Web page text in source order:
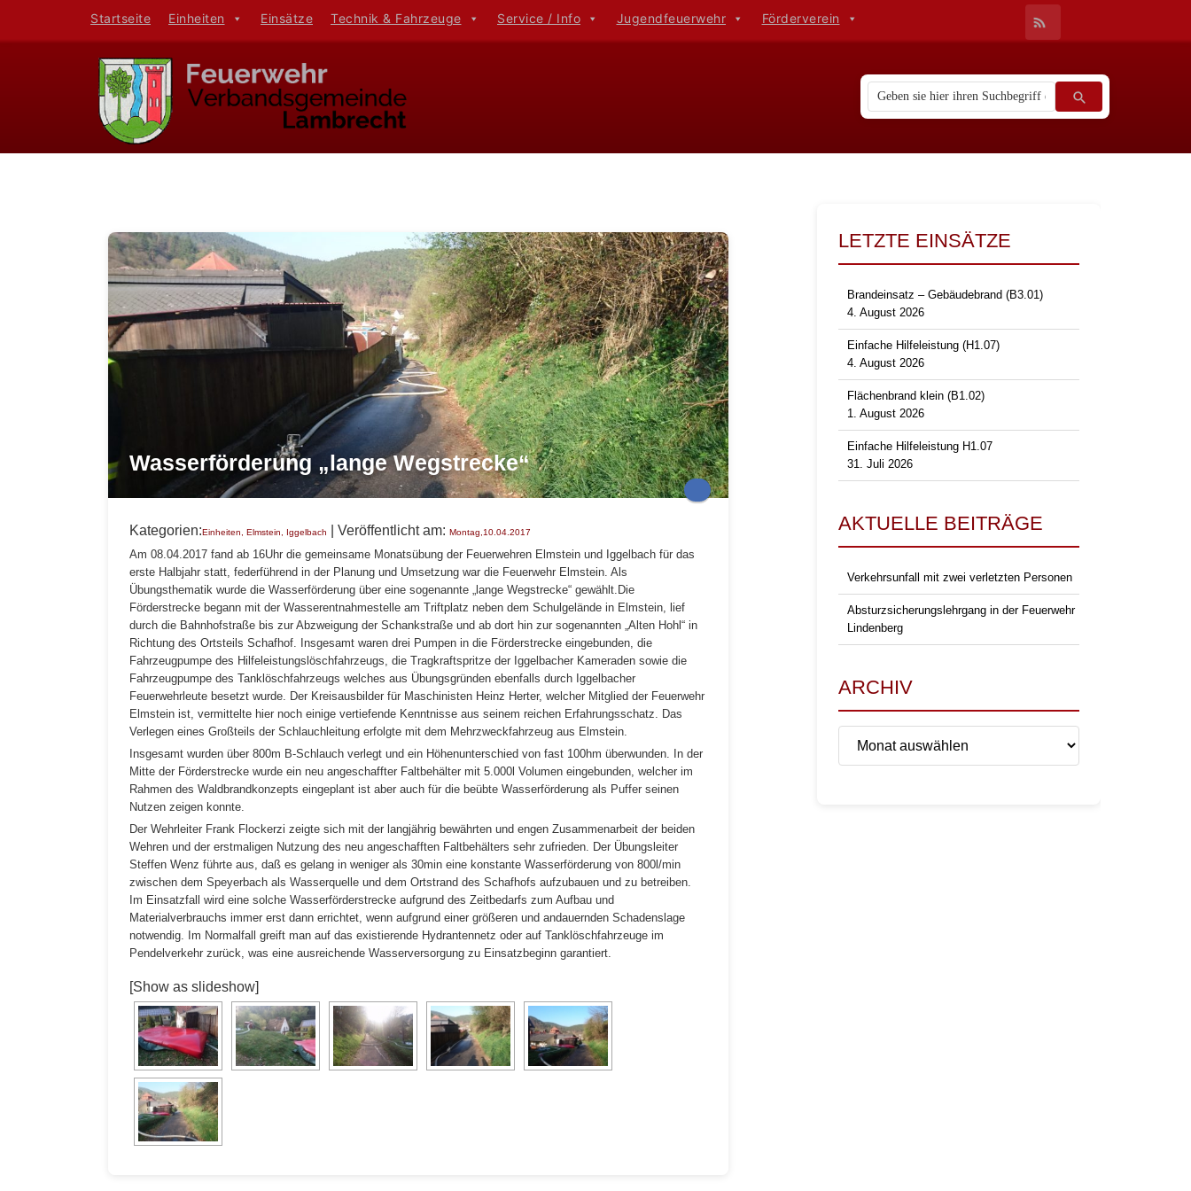
Startseite Einheiten Einsätze Technik & Fahrzeuge Service / Info Jugendfeuerwehr Förderverein
Wasserförderung „lange Wegstrecke“
Kategorien:Einheiten Elmstein Iggelbach | Veröffentlicht am: Montag,10.04.2017
Am 08.04.2017 fand ab 16Uhr die gemeinsame Monatsübung der Feuerwehren Elmstein und Iggelbach für das
erste Halbjahr statt, federführend in der Planung und Umsetzung war die Feuerwehr Elmstein. Als
Übungsthematik wurde die Wasserförderung über eine sogenannte „lange Wegstrecke“ gewählt. Die
Förderstrecke begann mit der Wasserentnahmestelle am Triftplatz neben dem Schulgelände in Elmstein, lief
durch die Bahnhofstraße bis zur Abzweigung der Schankstraße und ab dort hin zur sogenannten „Alten Hohl“ in
Richtung des Ortsteils Schafhof. Insgesamt waren drei Pumpen in die Förderstrecke eingebunden, die
Fahrzeugpumpe des Hilfeleistungslöschfahrzeugs, die Tragkraftspritze der Iggelbacher Kameraden sowie die
Fahrzeugpumpe des Tanklöschfahrzeugs welches aus Übungsgründen ebenfalls durch Iggelbacher
Feuerwehrleute besetzt wurde. Der Kreisausbilder für Maschinisten Heinz Herter, welcher Mitglied der Feuerwehr
Elmstein ist, vermittelte hier noch einige vertiefende Kenntnisse aus seinem reichen Erfahrungsschatz. Das
Verlegen eines Großteils der Schlauchleitung erfolgte mit dem Mehrzweckfahrzeug aus Elmstein.
Insgesamt wurden über 800m B-Schlauch verlegt und ein Höhenunterschied von fast 100hm überwunden. In der
Mitte der Förderstrecke wurde ein neu angeschaffter Faltbehälter mit 5.000l Volumen eingebunden, welcher im
Rahmen des Waldbrandkonzepts eingeplant ist aber auch für die beübte Wasserförderung als Puffer seinen
Nutzen zeigen konnte.
Der Wehrleiter Frank Flockerzi zeigte sich mit der langjährig bewährten und engen Zusammenarbeit der beiden
Wehren und der erstmaligen Nutzung des neu angeschafften Faltbehälters sehr zufrieden. Der Übungsleiter
Steffen Wenz führte aus, daß es gelang in weniger als 30min eine konstante Wasserförderung von 800l/min
zwischen dem Speyerbach als Wasserquelle und dem Ortstrand des Schafhofs aufzubauen und zu betreiben.
Im Einsatzfall wird eine solche Wasserförderstrecke aufgrund des Zeitbedarfs zum Aufbau und
Materialverbrauchs immer erst dann errichtet, wenn aufgrund einer größeren und andauernden Schadenslage
notwendig. Im Normalfall greift man auf das existierende Hydrantennetz oder auf Tanklöschfahrzeuge im
Pendelverkehr zurück, was eine ausreichende Wasserversorgung zu Einsatzbeginn garantiert.
[Show as slideshow]
LETZTE EINSÄTZE
Brandeinsatz – Gebäudebrand (B3.01)
4. August 2026
Einfache Hilfeleistung (H1.07)
4. August 2026
Flächenbrand klein (B1.02)
1. August 2026
Einfache Hilfeleistung H1.07
31. Juli 2026
AKTUELLE BEITRÄGE
Verkehrsunfall mit zwei verletzten Personen
Absturzsicherungslehrgang in der Feuerwehr
Lindenberg
ARCHIV